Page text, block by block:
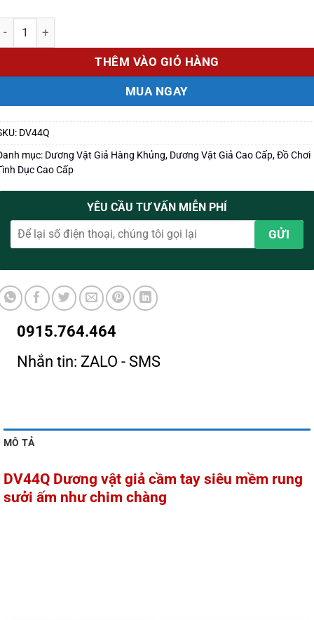
lượng
THÊM VÀO GIỎ HÀNG
MUA NGAY
DV44Q
mục: Dương Vật Giả Hàng Khủng, Dương Vật Giả Cao Cấp,Đồ Chơi
Dục Cao Cấp
YÊU CẦU TƯ VẤN MIỄN PHÍ
0915.764.464
Nhắn tin: ZALO - SMS
MÔ TẢ
DV44Q Dương vật giả cầm tay siêu mềm rung
sưởi ấm như chim chàng